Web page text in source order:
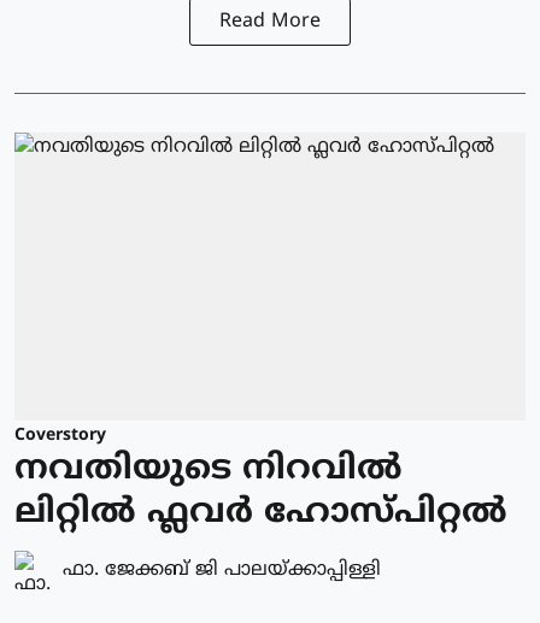
Read More
Coverstory
നവതിയുടെ നിറവിൽ
ലിറ്റിൽ ഫ്ലവർ ഹോസ്പിറ്റൽ
ഫാ. ജേക്കബ് ജി പാലയ്ക്കാപ്പിള്ളി